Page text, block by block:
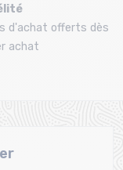
d'achat offerts dès
achat